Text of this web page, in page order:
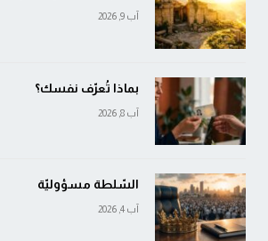
آب 9, 2026
بماذا تُعرّف نفسك؟
آب 8, 2026
السّلطة مسؤوليّة
آب 4, 2026